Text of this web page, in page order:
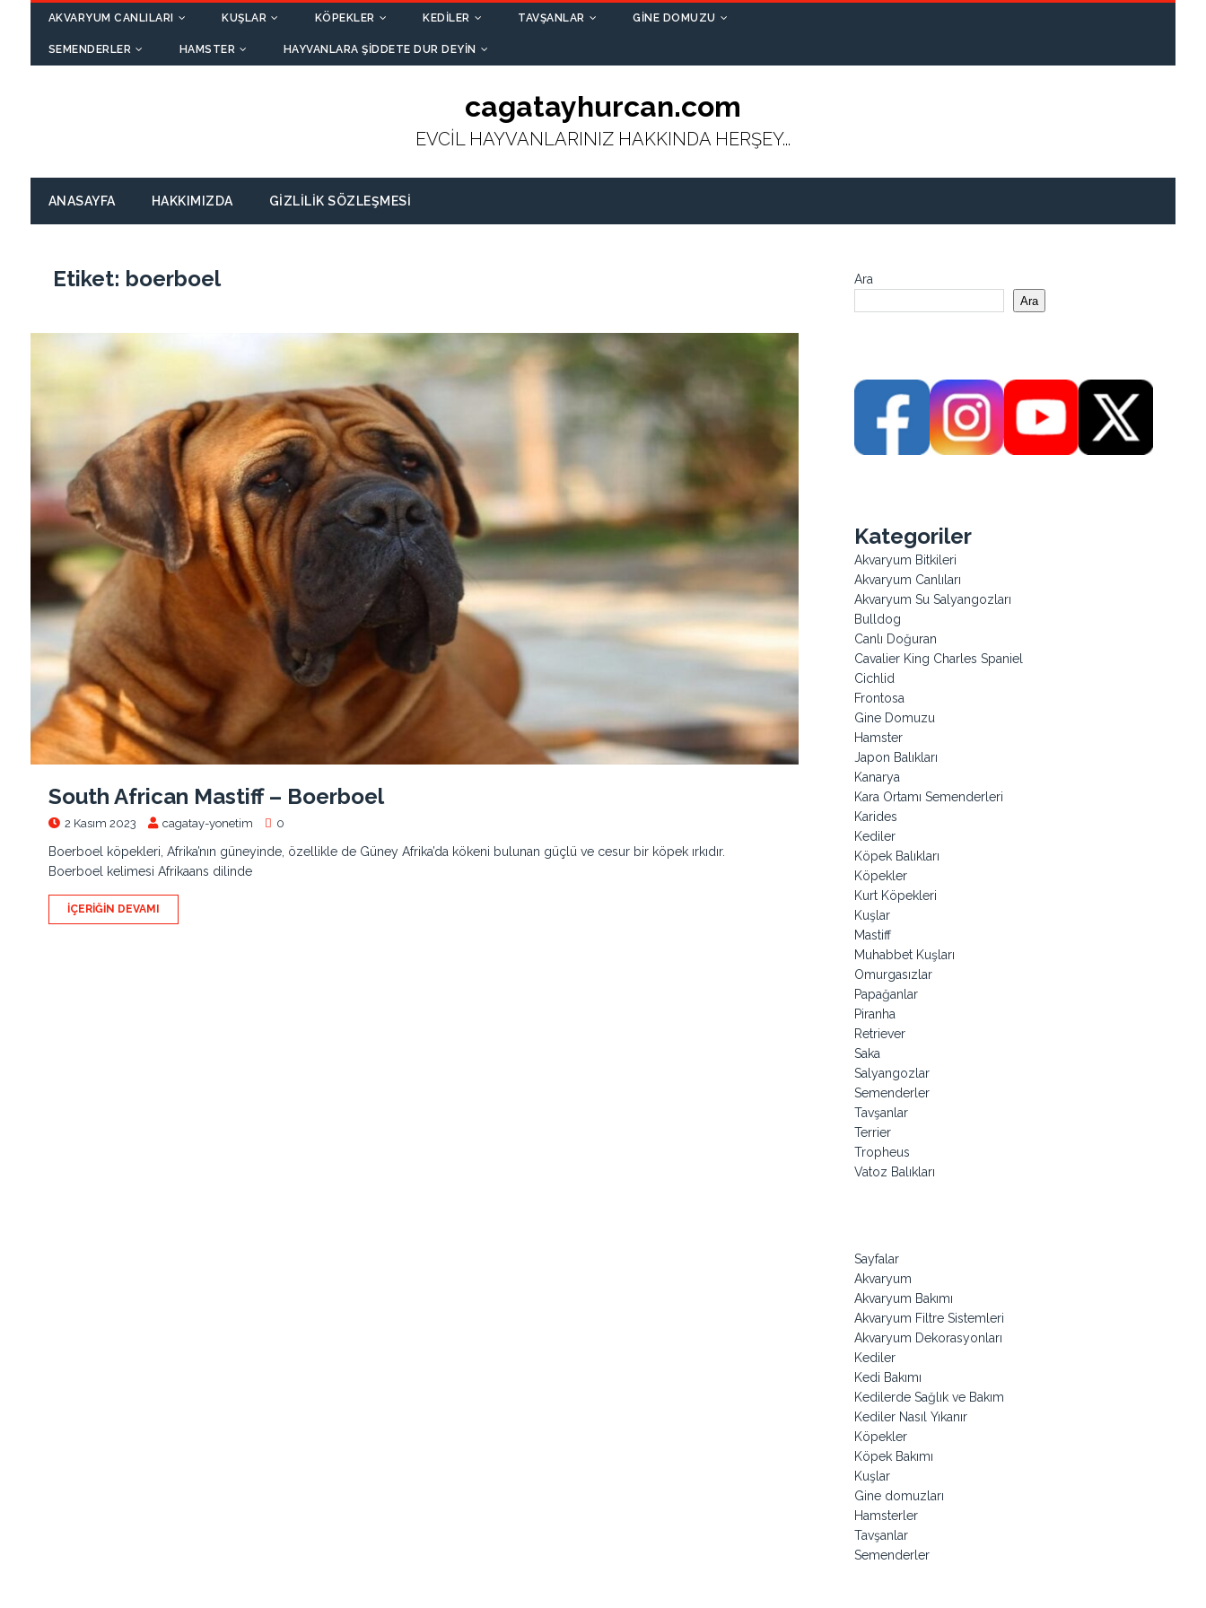
AKVARYUM CANLILARI KUŞLAR KÖPEKLER KEDILER TAVŞANLAR GINE DOMUZU
SEMENDERLER HAMSTER HAYVANLARA ŞIDDETE DUR DEYIN
cagatayhurcan.com
EVCİL HAYVANLARINIZ HAKKINDA HERŞEY...
ANASAYFA HAKKIMIZDA GIZLILIK SÖZLEŞMESI
Etiket: boerboel
South African Mastiff – Boerboel
2 Kasım 2023 cagatay-yonetim 0
Boerboel köpekleri, Afrika’nın güneyinde, özellikle de Güney Afrika’da kökeni bulunan güçlü ve cesur bir köpek ırkıdır.
Boerboel kelimesi Afrikaans dilinde
İÇERIĞIN DEVAMI
Ara
Ara
Kategoriler
Akvaryum Bitkileri
Akvaryum Canlıları
Akvaryum Su Salyangozları
Bulldog
Canlı Doğuran
Cavalier King Charles Spaniel
Cichlid
Frontosa
Gine Domuzu
Hamster
Japon Balıkları
Kanarya
Kara Ortamı Semenderleri
Karides
Kediler
Köpek Balıkları
Köpekler
Kurt Köpekleri
Kuşlar
Mastiff
Muhabbet Kuşları
Omurgasızlar
Papağanlar
Piranha
Retriever
Saka
Salyangozlar
Semenderler
Tavşanlar
Terrier
Tropheus
Vatoz Balıkları
Sayfalar
Akvaryum
Akvaryum Bakımı
Akvaryum Filtre Sistemleri
Akvaryum Dekorasyonları
Kediler
Kedi Bakımı
Kedilerde Sağlık ve Bakım
Kediler Nasıl Yıkanır
Köpekler
Köpek Bakımı
Kuşlar
Gine domuzları
Hamsterler
Tavşanlar
Semenderler